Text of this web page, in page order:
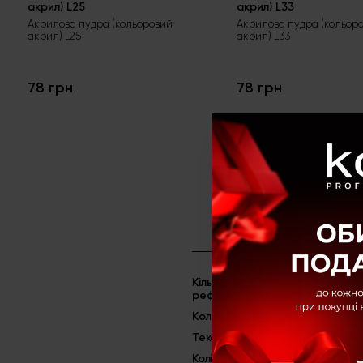
акрил) L25
Акрилова пудра (кольоровий
акрил) L25
78 грн
акрил) L33
Акрилова пудра
акрил) L33
78 грн
Кількість
рефілів
Kолекція
Текстура З глітером
Колір Червоний